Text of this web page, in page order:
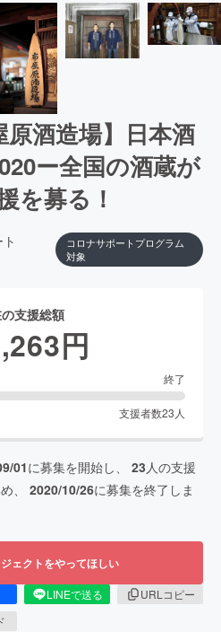
原酒造場】日本酒
ー全国の酒蔵が
を募る！
コロナサポートプログラム
対象
支援総額
円
終了
支援者数23 人
01に募集を開始し、 23人の支援
、 2020/10/26に募集を終了しま
ェクトをやってほしい
LINEで送る
URLコピー